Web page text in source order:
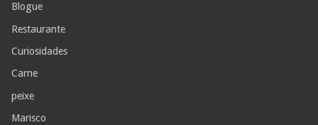
Blogue
Restaurante
Curiosidades
Carne
peixe
Marisco